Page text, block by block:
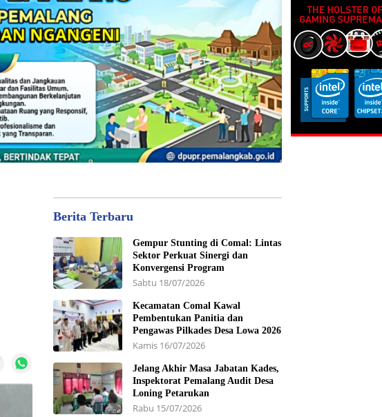
Berita Terbaru
Gempur Stunting di Comal: Lintas
Sektor Perkuat Sinergi dan
Konvergensi Program
Sabtu 18/07/2026
Kecamatan Comal Kawal
Pembentukan Panitia dan
Pengawas Pilkades Desa Lowa 2026
Kamis 16/07/2026
Jelang Akhir Masa Jabatan Kades,
Inspektorat Pemalang Audit Desa
Loning Petarukan
Rabu 15/07/2026